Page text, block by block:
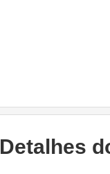
Detalhes